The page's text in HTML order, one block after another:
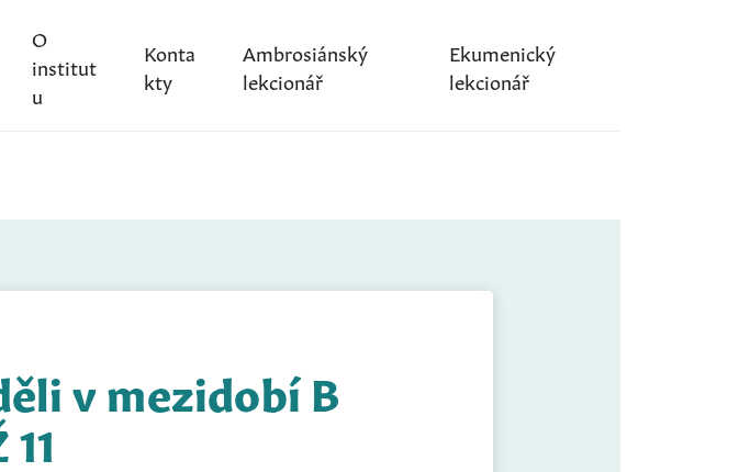
O
institut
u
Konta
kty
Ambrosiánský
lekcionář
Ekumenický
lekcionář
v mezidobí B